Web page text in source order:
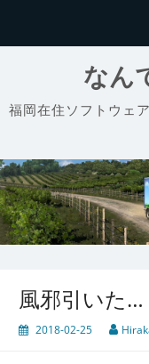
なん
福岡在住ソフトウェ
風邪引いた…
2018-02-25